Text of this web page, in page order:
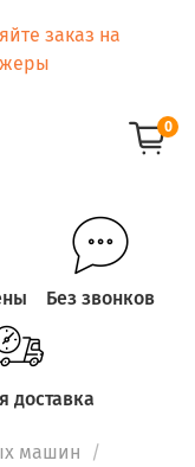
заказ на
0
Без звонков
доставка
машин